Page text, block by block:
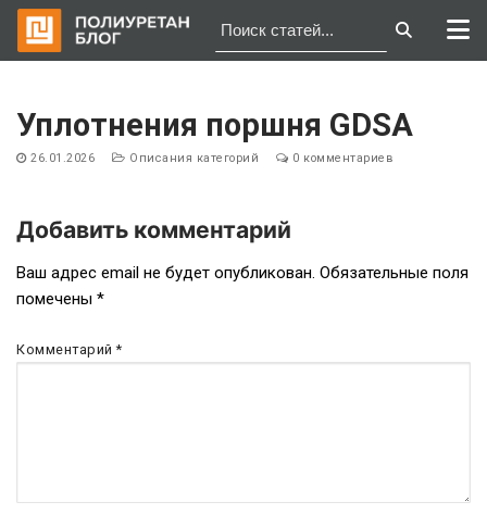
содержимому
Уплотнения поршня GDSA
26.01.2026 Описания категорий 0 комментариев
Навигация
по
записям
Добавить комментарий
Ваш адрес email не будет опубликован. Обязательные поля
помечены *
Комментарий*